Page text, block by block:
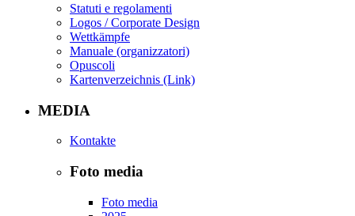
Statuti e regolamenti
Logos / Corporate Design
Wettkämpfe
Manuale (organizzatori)
Opuscoli
Kartenverzeichnis (Link)
MEDIA
Kontakte
Foto media
Foto media